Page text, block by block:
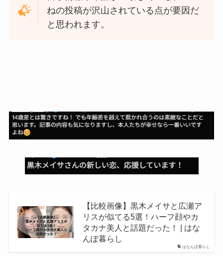
ねの投稿が沢山されている点が要因だ
と思われます。
はなんぽ暮らし
【比較画像】黒木メイサと広瀬ア
リスが似てる5選！ハーフ顔やカ
タカナ美人と話題だった！ | はな
んぽ暮らし